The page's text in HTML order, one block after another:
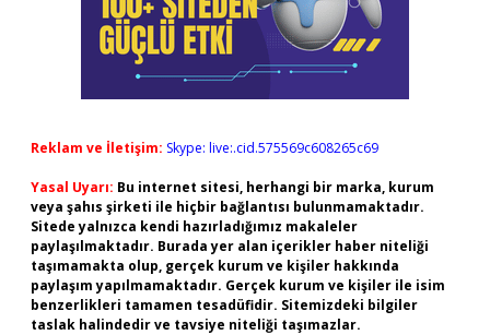
Reklam ve İletişim: Skype: live:.cid.575569c608265c69
Yasal Uyarı: Bu internet sitesi, herhangi bir marka, kurum
veya şahıs şirketi ile hiçbir bağlantısı bulunmamaktadır.
Sitede yalnızca kendi hazırladığımız makaleler
paylaşılmaktadır. Burada yer alan içerikler haber niteliği
taşımamakta olup, gerçek kurum ve kişiler hakkında
paylaşım yapılmamaktadır. Gerçek kurum ve kişiler ile isim
benzerlikleri tamamen tesadüfidir. Sitemizdeki bilgiler
taslak halindedir ve tavsiye niteliği taşımazlar.